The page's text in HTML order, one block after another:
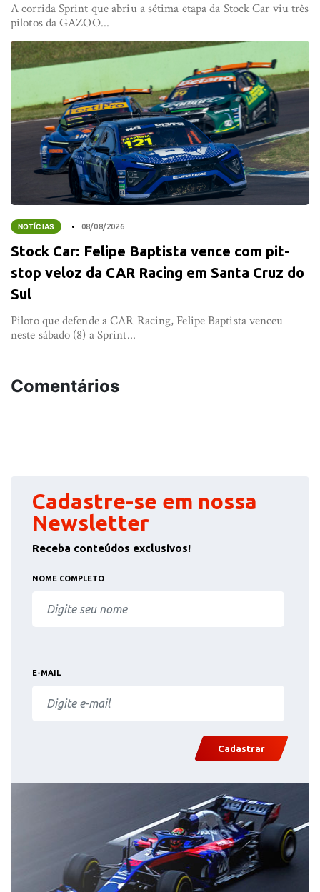
A corrida Sprint que abriu a sétima etapa da Stock Car viu três
pilotos da GAZOO...
NOTÍCIAS 08/08/2026
Stock Car: Felipe Baptista vence com pit-
stop veloz da CAR Racing em Santa Cruz do
Sul
Piloto que defende a CAR Racing, Felipe Baptista venceu
neste sábado (8) a Sprint...
Comentários
Cadastre-se em nossa
Newsletter
Receba conteúdos exclusivos!
NOME COMPLETO
E-MAIL
Cadastrar